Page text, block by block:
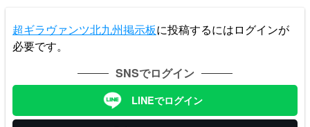
超ギラヴァンツ北九州掲示板に投稿するにはログインが
必要です。
SNSでログイン
LINEでログイン